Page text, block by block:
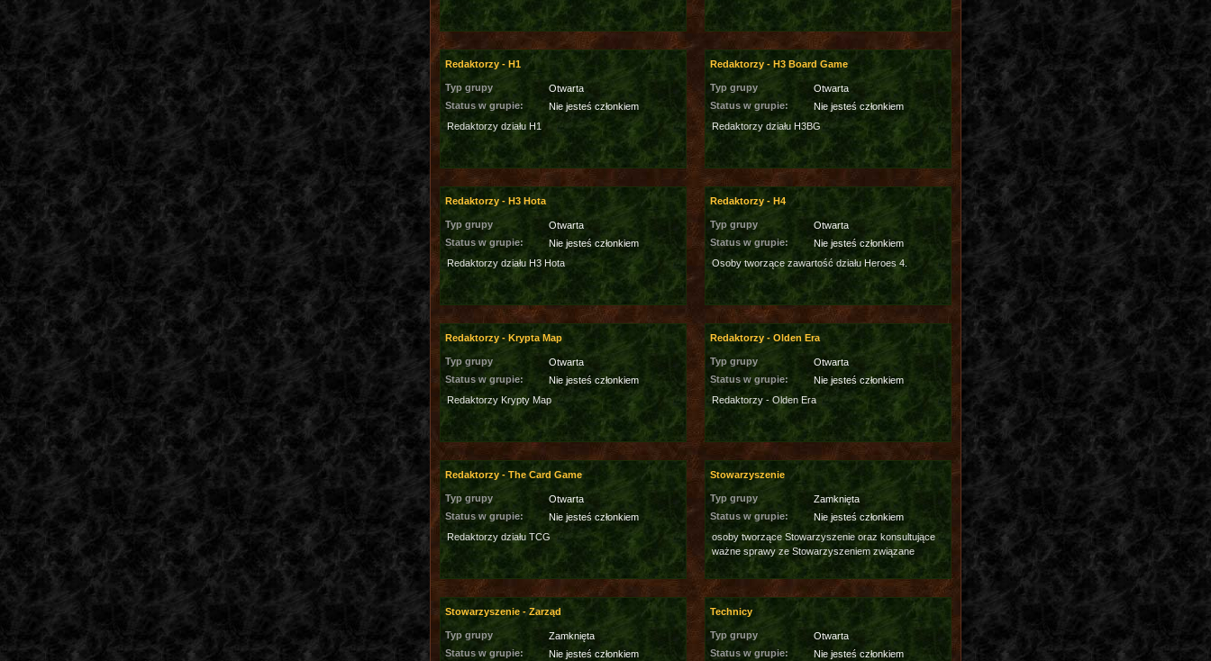
Redaktorzy - H1
Typ grupy
Otwarta
Status w grupie:
Nie jesteś członkiem
Redaktorzy działu H1
Redaktorzy - H3 Board Game
Typ grupy
Otwarta
Status w grupie:
Nie jesteś członkiem
Redaktorzy działu H3BG
Redaktorzy - H3 Hota
Typ grupy
Otwarta
Status w grupie:
Nie jesteś członkiem
Redaktorzy działu H3 Hota
Redaktorzy - H4
Typ grupy
Otwarta
Status w grupie:
Nie jesteś członkiem
Osoby tworzące zawartość działu Heroes 4.
Redaktorzy - Krypta Map
Typ grupy
Otwarta
Status w grupie:
Nie jesteś członkiem
Redaktorzy Krypty Map
Redaktorzy - Olden Era
Typ grupy
Otwarta
Status w grupie:
Nie jesteś członkiem
Redaktorzy - Olden Era
Redaktorzy - The Card Game
Typ grupy
Otwarta
Status w grupie:
Nie jesteś członkiem
Redaktorzy działu TCG
Stowarzyszenie
Typ grupy
Zamknięta
Status w grupie:
Nie jesteś członkiem
osoby tworzące Stowarzyszenie oraz konsultujące
ważne sprawy ze Stowarzyszeniem związane
Stowarzyszenie - Zarząd
Typ grupy
Zamknięta
Status w grupie:
Nie jesteś członkiem
Technicy
Typ grupy
Otwarta
Status w grupie:
Nie jesteś członkiem